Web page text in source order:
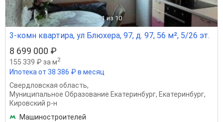
1 из 10
3-комн квартира, ул Блюхера, 97, д. 97, 56 м², 5/26 эт.
8 699 000 ₽
155 339 ₽ за м2
Ипотека от 38 386 ₽ в месяц
Свердловская область,
Муниципальное Образование Екатеринбург, Екатеринбург,
Кировский р-н
Машиностроителей